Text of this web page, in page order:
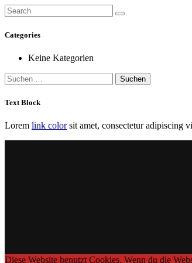
Categories
Keine Kategorien
Suchen
nach:
Text Block
Lorem link colorsit amet, consectetur adipiscing
Diese Website benutzt Cookies. Wenn du die